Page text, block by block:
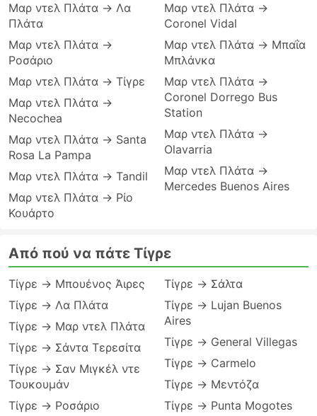
Μαρ ντελ Πλάτα → Λα
Πλάτα
Μαρ ντελ Πλάτα →
Ροσάριο
Μαρ ντελ Πλάτα → Τίγρε
Μαρ ντελ Πλάτα →
Necochea
Μαρ ντελ Πλάτα → Santa
Rosa La Pampa
Μαρ ντελ Πλάτα → Tandil
Μαρ ντελ Πλάτα → Ρίο
Κουάρτο
Μαρ ντελ Πλάτα →
Coronel Vidal
Μαρ ντελ Πλάτα → Μπαΐα
Μπλάνκα
Μαρ ντελ Πλάτα →
Coronel Dorrego Bus
Station
Μαρ ντελ Πλάτα →
Olavarria
Μαρ ντελ Πλάτα →
Mercedes Buenos Aires
Από πού να πάτε Τίγρε
Τίγρε → Μπουένος Άιρες
Τίγρε → Λα Πλάτα
Τίγρε → Μαρ ντελ Πλάτα
Τίγρε → Σάντα Τερεσίτα
Τίγρε → Σαν Μιγκέλ ντε
Τουκουμάν
Τίγρε → Ροσάριο
Τίγρε → Σάλτα
Τίγρε → Lujan Buenos
Aires
Τίγρε → General Villegas
Τίγρε → Carmelo
Τίγρε → Μεντόζα
Τίγρε → Punta Mogotes